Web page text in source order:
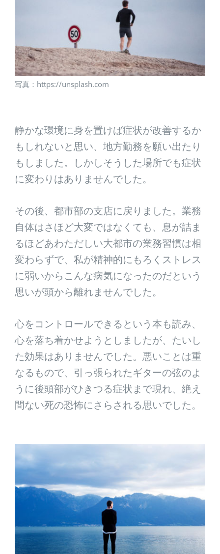
写真：https://unsplash.com
静かな環境に身を置けば症状が改善するか
もしれないと思い、地方勤務を願い出たり
もしました。しかしそうした場所でも症状
に変わりはありませんでした。
その後、都市部の支店に戻りました。業務
自体はさほど大変ではなくても、息が詰ま
るほどあわただしい大都市の業務習慣は相
変わらずで、私が精神的にもろくストレス
に弱いからこんな病気になったのだという
思いが頭から離れませんでした。
心をコントロールできるという本も読み、
心を落ち着かせようとしましたが、たいし
た効果はありませんでした。悪いことは重
なるもので、引っ張られたギターの弦のよ
うに後頭部がひきつる症状まで現れ、絶え
間ない死の恐怖にさらされる思いでした。